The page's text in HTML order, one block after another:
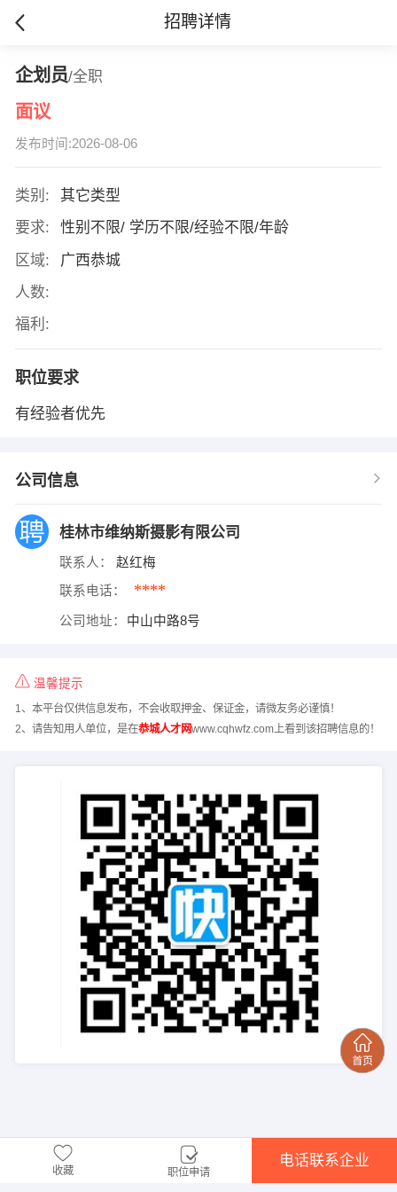
招聘详情
企划员/全职
面议
发布时间:2026-08-06
类别:
其它类型
要求:
性别不限/ 学历不限/经验不限/年龄
区域:
广西恭城
人数:
福利:
职位要求
有经验者优先
公司信息
桂林市维纳斯摄影有限公司
联系人： 赵红梅
联系电话： ****
公司地址： 中山中路8号
温馨提示
1、本平台仅供信息发布，不会收取押金、保证金，请微友务必谨慎！
2、请告知用人单位，是在恭城人才网www.cqhwfz.com上看到该招聘信息的！
收藏 职位申请
电话联系企业